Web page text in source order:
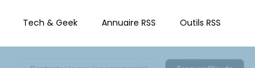
Tech & Geek Annuaire RSS Outils RSS